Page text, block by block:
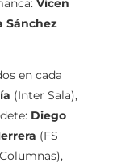
Vicen
Sánchez
en cada
(Inter Sala),
Diego
(FS